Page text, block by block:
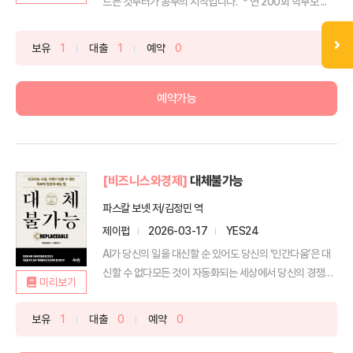
보유 1 대출 1 예약 0
예약가능
미리보기
[비즈니스와경제] 대체불가능
파스칼 보넷 저/김정민 역
제이펍
2026-03-17
YES24
AI가 당신의 일을 대신할 순 있어도 당신의 ‘인간다움’은 대
신할 수 없다모든 것이 자동화되는 세상에서 당신의 경쟁
보유 1 대출 0 예약 0